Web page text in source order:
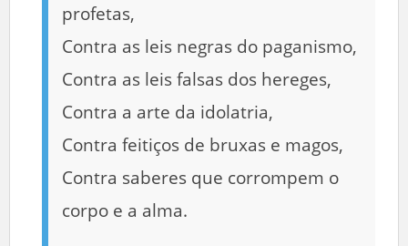
profetas,
Contra as leis negras do paganismo,
Contra as leis falsas dos hereges,
Contra a arte da idolatria,
Contra feitiços de bruxas e magos,
Contra saberes que corrompem o
corpo e a alma.